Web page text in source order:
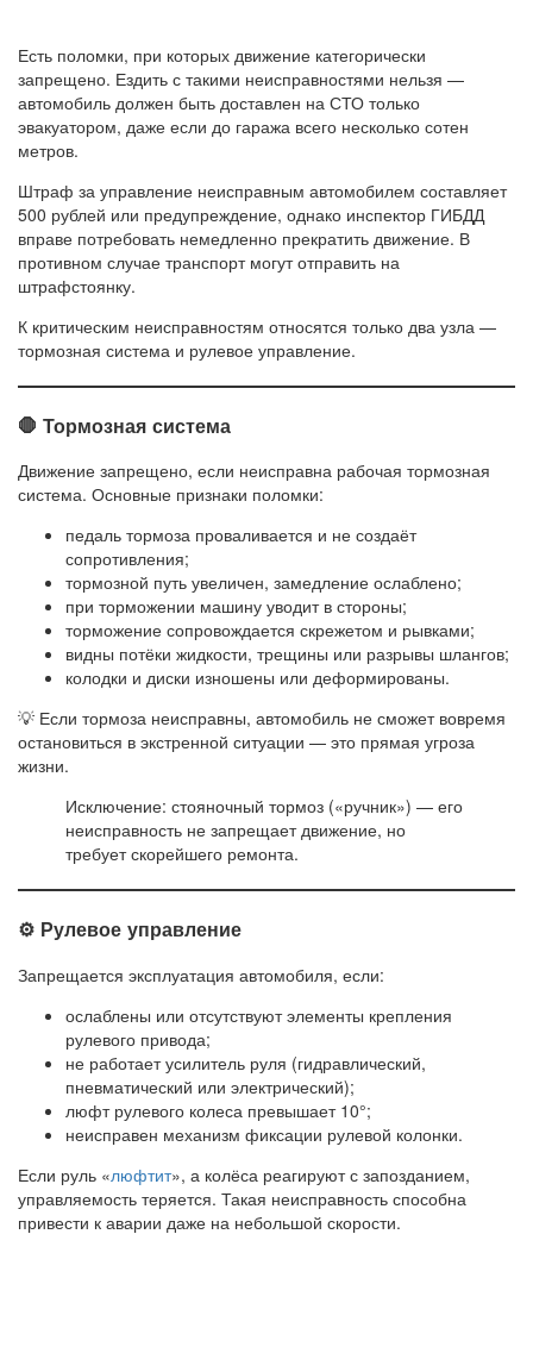
Есть поломки, при которых движение категорически
запрещено. Ездить с такими неисправностями нельзя —
автомобиль должен быть доставлен на СТО только
эвакуатором, даже если до гаража всего несколько сотен
метров.
Штраф за управление неисправным автомобилем составляет
500 рублей или предупреждение, однако инспектор ГИБДД
вправе потребовать немедленно прекратить движение. В
противном случае транспорт могут отправить на
штрафстоянку.
К критическим неисправностям относятся только два узла —
тормозная система и рулевое управление.
🛑 Тормозная система
Движение запрещено, если неисправна рабочая тормозная
система. Основные признаки поломки:
педаль тормоза проваливается и не создаёт
сопротивления;
тормозной путь увеличен, замедление ослаблено;
при торможении машину уводит в стороны;
торможение сопровождается скрежетом и рывками;
видны потёки жидкости, трещины или разрывы шлангов;
колодки и диски изношены или деформированы.
💡 Если тормоза неисправны, автомобиль не сможет вовремя
остановиться в экстренной ситуации — это прямая угроза
жизни.
Исключение: стояночный тормоз («ручник») — его
неисправность не запрещает движение, но
требует скорейшего ремонта.
⚙️ Рулевое управление
Запрещается эксплуатация автомобиля, если:
ослаблены или отсутствуют элементы крепления
рулевого привода;
не работает усилитель руля (гидравлический,
пневматический или электрический);
люфт рулевого колеса превышает 10°;
неисправен механизм фиксации рулевой колонки.
Если руль «люфтит», а колёса реагируют с запозданием,
управляемость теряется. Такая неисправность способна
привести к аварии даже на небольшой скорости.